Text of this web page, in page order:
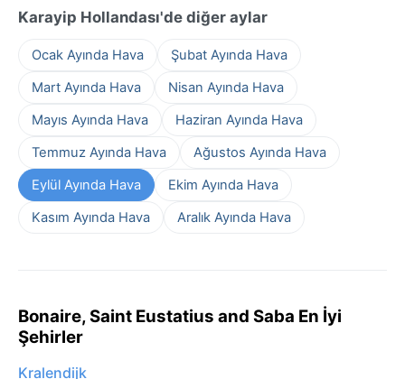
Karayip Hollandası'de diğer aylar
Ocak Ayında Hava
Şubat Ayında Hava
Mart Ayında Hava
Nisan Ayında Hava
Mayıs Ayında Hava
Haziran Ayında Hava
Temmuz Ayında Hava
Ağustos Ayında Hava
Eylül Ayında Hava
Ekim Ayında Hava
Kasım Ayında Hava
Aralık Ayında Hava
Bonaire, Saint Eustatius and Saba En İyi
Şehirler
Kralendijk